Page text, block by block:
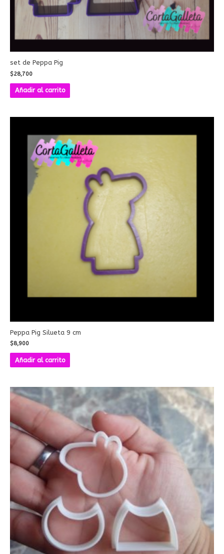
set de Peppa Pig
$28,700
Añadir al carrito
Peppa Pig Silueta 9 cm
$8,900
Añadir al carrito